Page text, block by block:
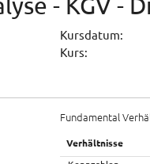
Kursdatum:
Kurs:
Fundamental
Verhältnisse